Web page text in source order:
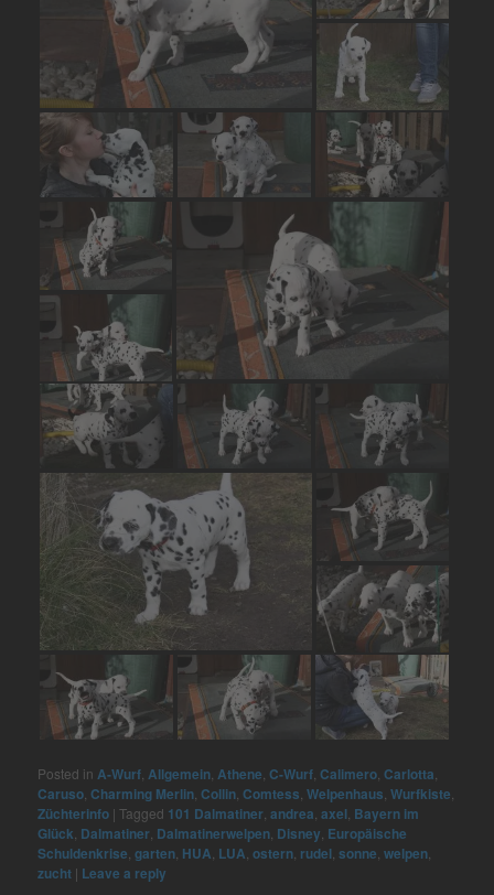
Posted in A-Wurf Allgemein Athene ,C-Wurf ,Calimero ,Carlotta
Caruso ,Charming Merlin ,Collin ,Comtess ,Welpenhaus ,Wurfkiste
Züchterinfo |Tagged 101 Dalmatiner ,andrea ,axel Bayern im
Glück Dalmatiner Dalmatinerwelpen Disney Europäische
Schuldenkrise ,garten HUA LUA ,ostern rudel ,sonne ,welpen
zucht | Leave a reply